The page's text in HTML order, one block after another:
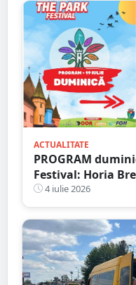
ACTUALITATE
PROGRAM
Festival: Horia
Neoton Família,
pentru toate
4 iulie 2026